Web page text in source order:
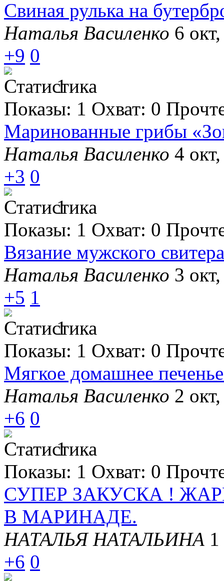
Свиная рулька на
Наталья Василенко 6
+9 0
1
Показы: 1 Охват: 0
Маринованные грибы
Наталья Василенко 4
+3 0
1
Показы: 1 Охват: 0
Вязание мужского
Наталья Василенко 3
+5 1
1
Показы: 1 Охват: 0
Мягкое домашнее
Наталья Василенко 2
+6 0
1
Показы: 1 Охват: 0
СУПЕР ЗАКУСКА !
В МАРИНАДЕ.
НАТАЛЬЯ НАТАЛЬИНА
+6 0